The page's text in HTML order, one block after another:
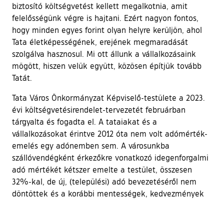
biztosító költségvetést kellett megalkotnia, amit
felelősségünk végre is hajtani. Ezért nagyon fontos,
hogy minden egyes forint olyan helyre kerüljön, ahol
Tata életképességének, erejének megmaradását
szolgálva hasznosul. Mi ott állunk a vállalkozásaink
mögött, hiszen velük együtt, közösen építjük tovább
Tatát.
Tata Város Önkormányzat Képviselő-testülete a 2023.
évi költségvetésirendelet-tervezetét februárban
tárgyalta és fogadta el. A tataiakat és a
vállalkozásokat érintve 2012 óta nem volt adómérték-
emelés egy adónemben sem. A városunkba
szállóvendégként érkezőkre vonatkozó idegenforgalmi
adó mértékét kétszer emelte a testület, összesen
32%-kal, de új, (települési) adó bevezetéséről nem
döntöttek és a korábbi mentességek, kedvezmények